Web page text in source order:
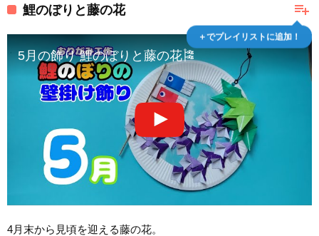
playlist_add
＋でプレイリストに追加！
鯉のぼりと藤の花
5月の飾り 鯉のぼりと藤の花🎏
4月末から見頃を迎える藤の花。